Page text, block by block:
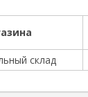
склад